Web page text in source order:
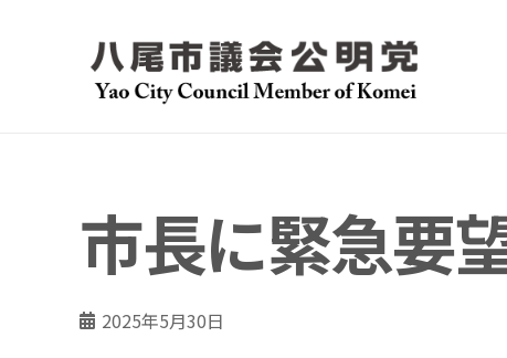
市長に緊急要
2025年5月30日